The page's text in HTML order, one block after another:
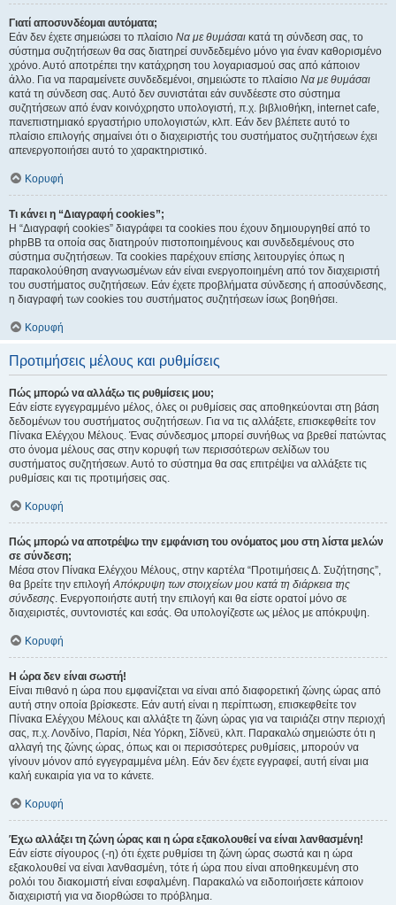
Γιατί αποσυνδέομαι αυτόματα;
Εάν δεν έχετε σημειώσει το πλαίσιο Να με θυμάσαι κατά τη σύνδεση σας, το
σύστημα συζητήσεων θα σας διατηρεί συνδεδεμένο μόνο για έναν καθορισμένο
χρόνο. Αυτό αποτρέπει την κατάχρηση του λογαριασμού σας από κάποιον
άλλο. Για να παραμείνετε συνδεδεμένοι, σημειώστε το πλαίσιο Να με θυμάσαι
κατά τη σύνδεση σας. Αυτό δεν συνιστάται εάν συνδέεστε στο σύστημα
συζητήσεων από έναν κοινόχρηστο υπολογιστή, π.χ. βιβλιοθήκη, internet cafe,
πανεπιστημιακό εργαστήριο υπολογιστών, κλπ. Εάν δεν βλέπετε αυτό το
πλαίσιο επιλογής σημαίνει ότι ο διαχειριστής του συστήματος συζητήσεων έχει
απενεργοποιήσει αυτό το χαρακτηριστικό.
Κορυφή
Τι κάνει η “Διαγραφή cookies”;
Η “Διαγραφή cookies” διαγράφει τα cookies που έχουν δημιουργηθεί από το
phpBB τα οποία σας διατηρούν πιστοποιημένους και συνδεδεμένους στο
σύστημα συζητήσεων. Τα cookies παρέχουν επίσης λειτουργίες όπως η
παρακολούθηση αναγνωσμένων εάν είναι ενεργοποιημένη από τον διαχειριστή
του συστήματος συζητήσεων. Εάν έχετε προβλήματα σύνδεσης ή αποσύνδεσης,
η διαγραφή των cookies του συστήματος συζητήσεων ίσως βοηθήσει.
Κορυφή
Προτιμήσεις μέλους και ρυθμίσεις
Πώς μπορώ να αλλάξω τις ρυθμίσεις μου;
Εάν είστε εγγεγραμμένο μέλος, όλες οι ρυθμίσεις σας αποθηκεύονται στη βάση
δεδομένων του συστήματος συζητήσεων. Για να τις αλλάξετε, επισκεφθείτε τον
Πίνακα Ελέγχου Μέλους. Ένας σύνδεσμος μπορεί συνήθως να βρεθεί πατώντας
στο όνομα μέλους σας στην κορυφή των περισσότερων σελίδων του
συστήματος συζητήσεων. Αυτό το σύστημα θα σας επιτρέψει να αλλάξετε τις
ρυθμίσεις και τις προτιμήσεις σας.
Κορυφή
Πώς μπορώ να αποτρέψω την εμφάνιση του ονόματος μου στη λίστα μελών
σε σύνδεση;
Μέσα στον Πίνακα Ελέγχου Μέλους, στην καρτέλα “Προτιμήσεις Δ. Συζήτησης”,
θα βρείτε την επιλογήΑπόκρυψη των στοιχείων μου κατά τη διάρκεια της
σύνδεσης. Ενεργοποιήστε αυτή την επιλογή και θα είστε ορατοί μόνο σε
διαχειριστές, συντονιστές και εσάς. Θα υπολογίζεστε ως μέλος με απόκρυψη.
Κορυφή
Η ώρα δεν είναι σωστή!
Είναι πιθανό η ώρα που εμφανίζεται να είναι από διαφορετική ζώνης ώρας από
αυτή στην οποία βρίσκεστε. Εάν αυτή είναι η περίπτωση, επισκεφθείτε τον
Πίνακα Ελέγχου Μέλους και αλλάξτε τη ζώνη ώρας για να ταιριάζει στην περιοχή
σας, π.χ. Λονδίνο, Παρίσι, Νέα Υόρκη, Σίδνεϋ, κλπ. Παρακαλώ σημειώστε ότι η
αλλαγή της ζώνης ώρας, όπως και οι περισσότερες ρυθμίσεις, μπορούν να
γίνουν μόνον από εγγεγραμμένα μέλη. Εάν δεν έχετε εγγραφεί, αυτή είναι μια
καλή ευκαιρία για να το κάνετε.
Κορυφή
Έχω αλλάξει τη ζώνη ώρας και η ώρα εξακολουθεί να είναι λανθασμένη!
Εάν είστε σίγουρος (-η) ότι έχετε ρυθμίσει τη ζώνη ώρας σωστά και η ώρα
εξακολουθεί να είναι λανθασμένη, τότε ή ώρα που είναι αποθηκευμένη στο
ρολόι του διακομιστή είναι εσφαλμένη. Παρακαλώ να ειδοποιήσετε κάποιον
διαχειριστή για να διορθώσει το πρόβλημα.